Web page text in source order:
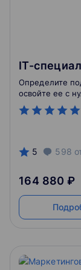
IT-
Определите
освойте ее с
5 598
164 880 ₽